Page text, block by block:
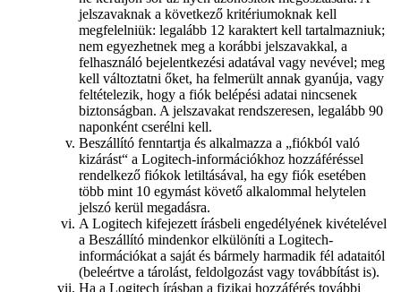
jelszavaknak a következő kritériumoknak kell
megfelelniük: legalább 12 karaktert kell tartalmazniuk;
nem egyezhetnek meg a korábbi jelszavakkal, a
felhasználó bejelentkezési adatával vagy nevével; meg
kell változtatni őket, ha felmerült annak gyanúja, vagy
feltételezik, hogy a fiók belépési adatai nincsenek
biztonságban. A jelszavakat rendszeresen, legalább 90
naponként cserélni kell.
Beszállító fenntartja és alkalmazza a „fiókból való
kizárást“ a Logitech-információkhoz hozzáféréssel
rendelkező fiókok letiltásával, ha egy fiók esetében
több mint 10 egymást követő alkalommal helytelen
jelszó kerül megadásra.
A Logitech kifejezett írásbeli engedélyének kivételével
a Beszállító mindenkor elkülöníti a Logitech-
információkat a saját és bármely harmadik fél adataitól
(beleértve a tárolást, feldolgozást vagy továbbítást is).
Ha a Logitech írásban a fizikai hozzáférés további